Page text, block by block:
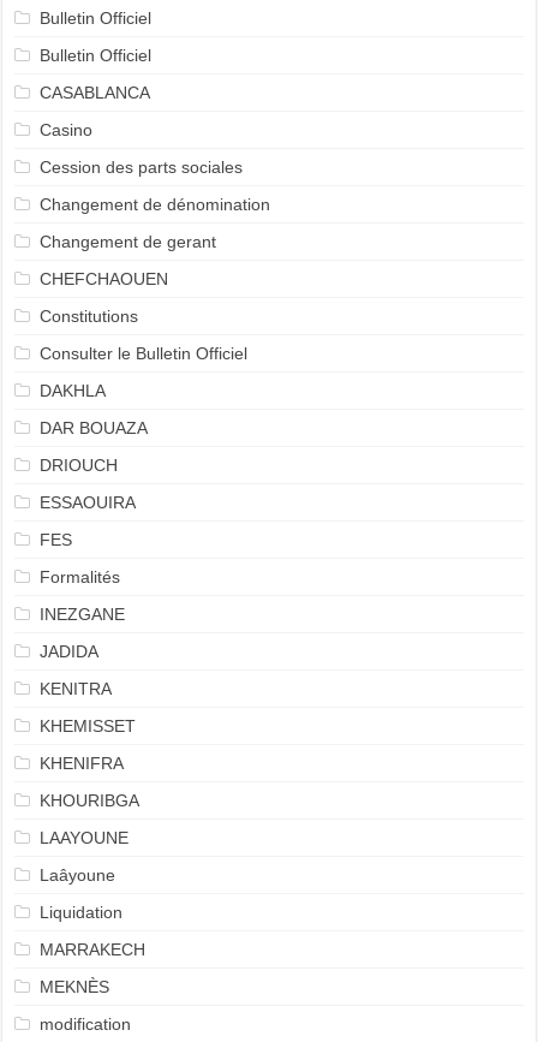
Bulletin Officiel
Bulletin Officiel
CASABLANCA
Casino
Cession des parts sociales
Changement de dénomination
Changement de gerant
CHEFCHAOUEN
Constitutions
Consulter le Bulletin Officiel
DAKHLA
DAR BOUAZA
DRIOUCH
ESSAOUIRA
FES
Formalités
INEZGANE
JADIDA
KENITRA
KHEMISSET
KHENIFRA
KHOURIBGA
LAAYOUNE
Laâyoune
Liquidation
MARRAKECH
MEKNÈS
modification